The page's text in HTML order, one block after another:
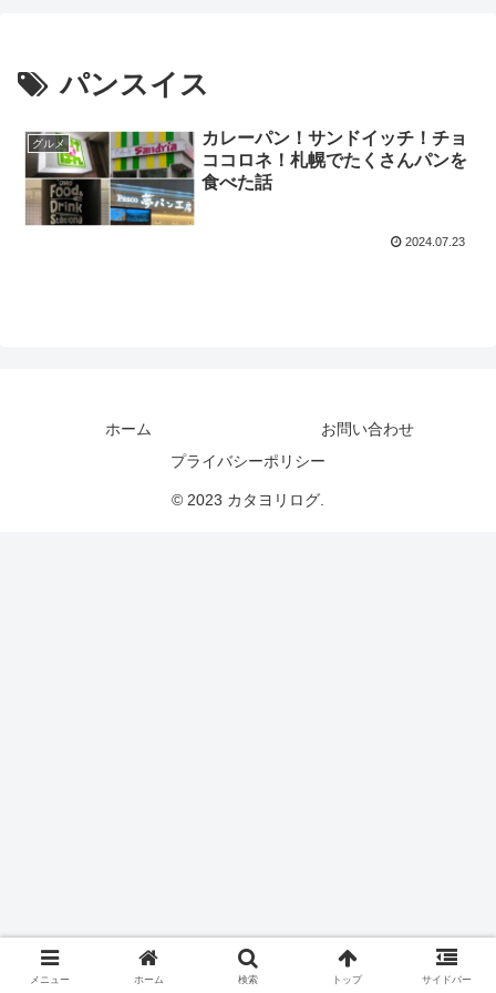
パンスイス
グルメ
カレーパン！サンドイッチ！チョ
ココロネ！札幌でたくさんパンを
食べた話
2024.07.23
ホーム
お問い合わせ
プライバシーポリシー
© 2023 カタヨリログ.
メニュー ホーム 検索 トップ サイドバー